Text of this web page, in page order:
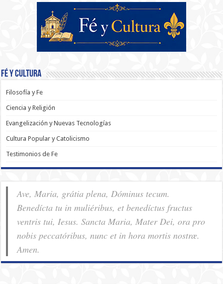
Fé y Cultura
Filosofía y Fe
Ciencia y Religión
Evangelización y Nuevas Tecnologías
Cultura Popular y Catolicismo
Testimonios de Fe
Ave, Maria, grátia plena, Dóminus tecum.
Benedícta tu in muliéribus, et benedíctus fructus
ventris tui, Iesus. Sancta Maria, Mater Dei, ora pro
nobis pec­ca­tóribus, nunc et in hora mortis nostræ.
Amen.